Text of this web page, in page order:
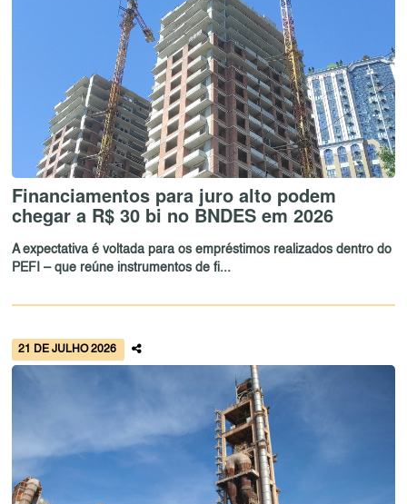
Financiamentos para juro alto podem
chegar a R$ 30 bi no BNDES em 2026
A expectativa é voltada para os empréstimos realizados dentro do
PEFI – que reúne instrumentos de fi...
21 DE JULHO 2026